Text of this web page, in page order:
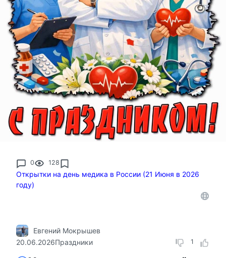
0 128
Открытки на день медика в России (21 Июня в 2026
году)
1
Евгений Мокрышев
20.06.2026Праздники